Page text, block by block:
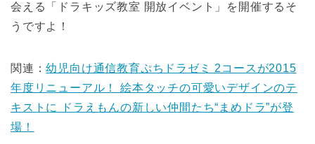
会える「ドラキッズ教室 開放イベント」を開催するそ
うですよ！
関連：幼児向け通信教育ぷちドラゼミ 2コースが2015
年度リニューアル！ 絵本タッチの可愛いデザインのテ
キストに ドラえもんの新しい仲間たち“まめドラ”が登
場！